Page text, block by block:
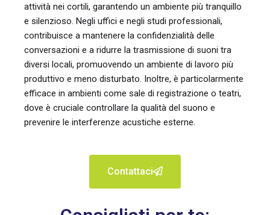
attività nei cortili, garantendo un ambiente più tranquillo
e silenzioso. Negli uffici e negli studi professionali,
contribuisce a mantenere la confidenzialità delle
conversazioni e a ridurre la trasmissione di suoni tra
diversi locali, promuovendo un ambiente di lavoro più
produttivo e meno disturbato. Inoltre, è particolarmente
efficace in ambienti come sale di registrazione o teatri,
dove è cruciale controllare la qualità del suono e
prevenire le interferenze acustiche esterne.
Contattaci